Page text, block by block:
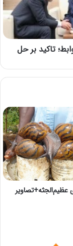
تاکید بر حل
عظیم‌الجثه+تصاویر